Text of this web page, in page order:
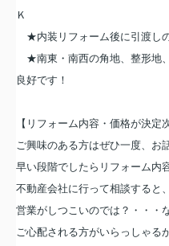
Ｋ
★内装リフォーム後に引渡し
★南東・南西の角地、整形地
良好です！
【リフォーム内容・価格が決定
ご興味のある方はぜひ一度、お
早い段階でしたらリフォーム内
不動産会社に行って相談すると
営業がしつこいのでは？・・・
ご心配される方がいらっしゃる